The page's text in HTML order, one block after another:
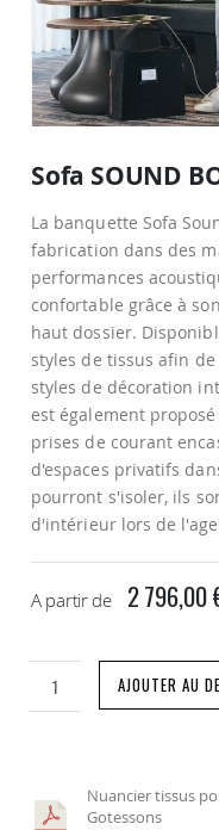
début
la
Galerie
Sofa SOUND
La banquette Sofa
fabrication dans des
performances
confortable grâce à
haut dossier.
styles de tissus afin
styles de décoration
est également
prises de courant
d'espaces privatifs
pourront s'isoler, ils
d'intérieur lors de
A partir de 2 796,00
AJOUTER AU
Nuancier tissus
Gotessons